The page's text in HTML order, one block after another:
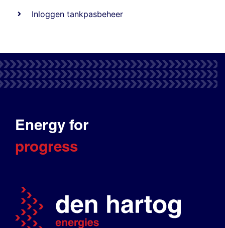
Inloggen tankpasbeheer
Energy for
progress